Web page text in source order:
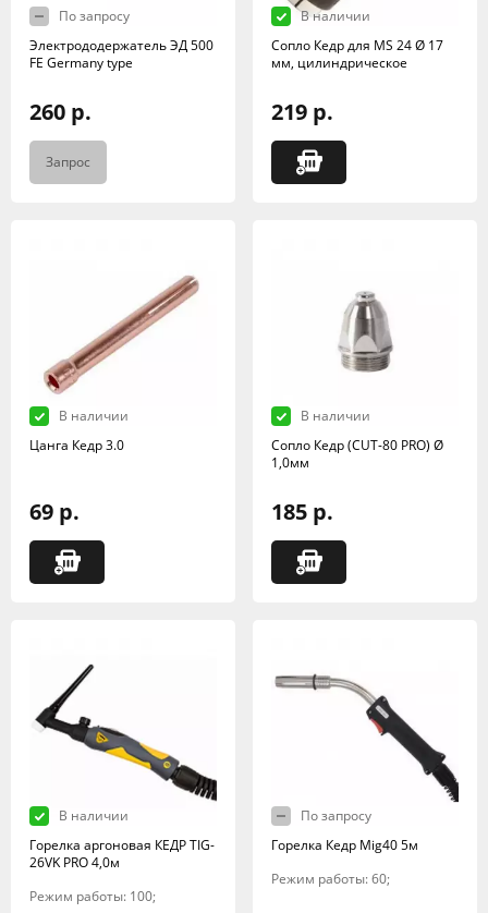
По запросу
Электрододержатель ЭД 500
FE Germany type
260 р.
Запрос
В наличии
Сопло Кедр для MS 24 Ø 17
мм, цилиндрическое
219 р.
В наличии
Цанга Кедр 3.0
69 р.
В наличии
Сопло Кедр (CUT-80 PRO) Ø
1,0мм
185 р.
В наличии
Горелка аргоновая КЕДР TIG-
26VK PRO 4,0м
Режим работы: 100;
По запросу
Горелка Кедр Mig40 5м
Режим работы: 60;